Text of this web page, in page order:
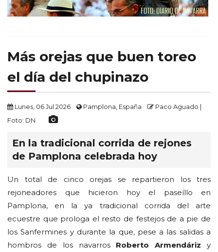
Más orejas que buen toreo
el día del chupinazo
Lunes, 06 Jul 2026 Pamplona, España
Paco Aguado |
Foto: DN
En la tradicional corrida de rejones
de Pamplona celebrada hoy
Un total de cinco orejas se repartieron los tres
rejoneadores que hicieron hoy el paseíllo en
Pamplona, en la ya tradicional corrida del arte
ecuestre que prologa el resto de festejos de a pie de
los Sanfermines y durante la que, pese a las salidas a
hombros de los navarros Roberto Armendáriz y